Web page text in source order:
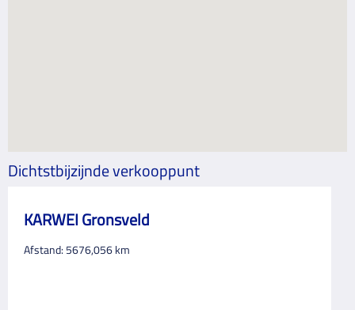
Dichtstbijzijnde verkooppunt
KARWEI Gronsveld
Afstand: 5676,056km